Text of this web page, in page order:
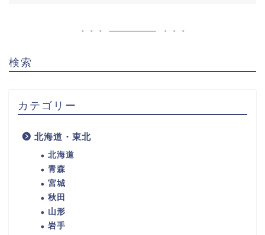
検索
カテゴリー
北海道・東北
北海道
青森
宮城
秋田
山形
岩手